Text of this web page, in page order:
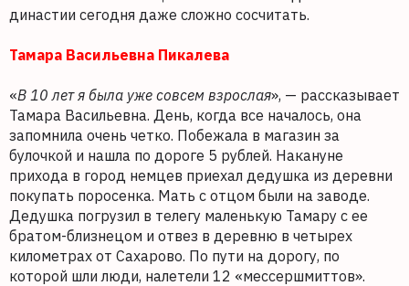
династии сегодня даже сложно сосчитать.
Тамара Васильевна Пикалева
«В 10 лет я была уже совсем взрослая», — рассказывает
Тамара Васильевна. День, когда все началось, она
запомнила очень четко. Побежала в магазин за
булочкой и нашла по дороге 5 рублей. Накануне
прихода в город немцев приехал дедушка из деревни
покупать поросенка. Мать с отцом были на заводе.
Дедушка погрузил в телегу маленькую Тамару с ее
братом-близнецом и отвез в деревню в четырех
километрах от Сахарово. По пути на дорогу, по
которой шли люди, налетели 12 «мессершмиттов».